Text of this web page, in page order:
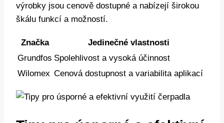
výrobky jsou cenově dostupné a nabízejí širokou
škálu funkcí a možností.
Značka
Jedinečné vlastnosti
Grundfos Spolehlivost a vysoká účinnost
Wilomex Cenová dostupnost a variabilita aplikací